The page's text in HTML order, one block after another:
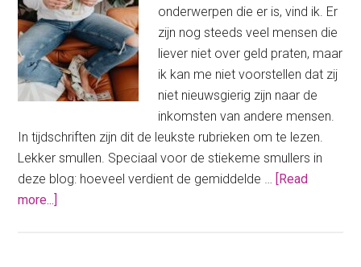
onderwerpen die er is, vind ik. Er
zijn nog steeds veel mensen die
liever niet over geld praten, maar
ik kan me niet voorstellen dat zij
niet nieuwsgierig zijn naar de
inkomsten van andere mensen.
In tijdschriften zijn dit de leukste rubrieken om te lezen.
Lekker smullen. Speciaal voor de stiekeme smullers in
deze blog: hoeveel verdient de gemiddelde …
[Read
more...]